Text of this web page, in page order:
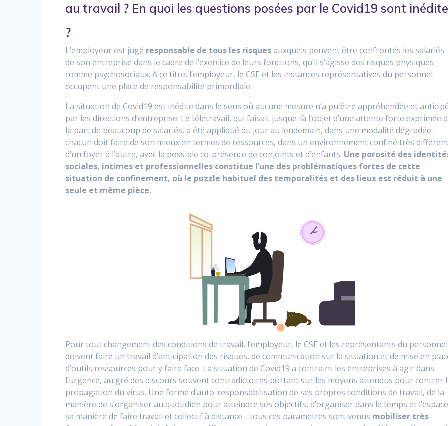
au travail ? En quoi les questions posées par le Covid19 sont
?
L’employeur est jugé responsable de tous les risquesauxquels peuvent être confrontés les salariés
de son entreprise dans le cadre de l’exercice de leurs fonctions, qu’il s’agisse des risques physiques
comme psychosociaux. A ce titre, l’employeur, le CSE et les instances représentatives du personnel
occupent une place de responsabilité primordiale.
La situation de Covid19 est inédite dans le sens où aucune mesure n’a pu être appréhendée et
par les directions d’entreprise. Le télétravail, qui faisait jusque-là l’objet d’une attente forte exprimée
la part de beaucoup de salariés, a été appliqué du jour au lendemain, dans une modalité dégradée :
chacun doit faire de son mieux en termes de ressources, dans un environnement confiné très
d’un foyer à l’autre, avec la possible co-présence de conjoints et d’enfants. Une porosité des
sociales, intimes et professionnelles constitue l’une des problématiques fortes de cette
situation de confinement, où le puzzle habituel des temporalités et des lieux est réduit à une
seule et même pièce.
Pour tout changement des conditions de travail, l’employeur, le CSE et les représentants du personnel
doivent faire un travail d’anticipation des risques, de communication sur la situation et de mise en
d’outils ressources pour y faire face. La situation de Covid19 a contraint les entreprises à agir dans
l’urgence, au gré des discours souvent contradictoires portant sur les moyens attendus pour contrer
propagation du virus. Une forme d’auto-responsabilisation de ses propres conditions de travail, de la
manière de s’organiser au quotidien pour atteindre ses objectifs, d’organiser dans le temps et
sa manière de faire travail et collectif à distance… tous ces paramètres sont venus mobiliser très